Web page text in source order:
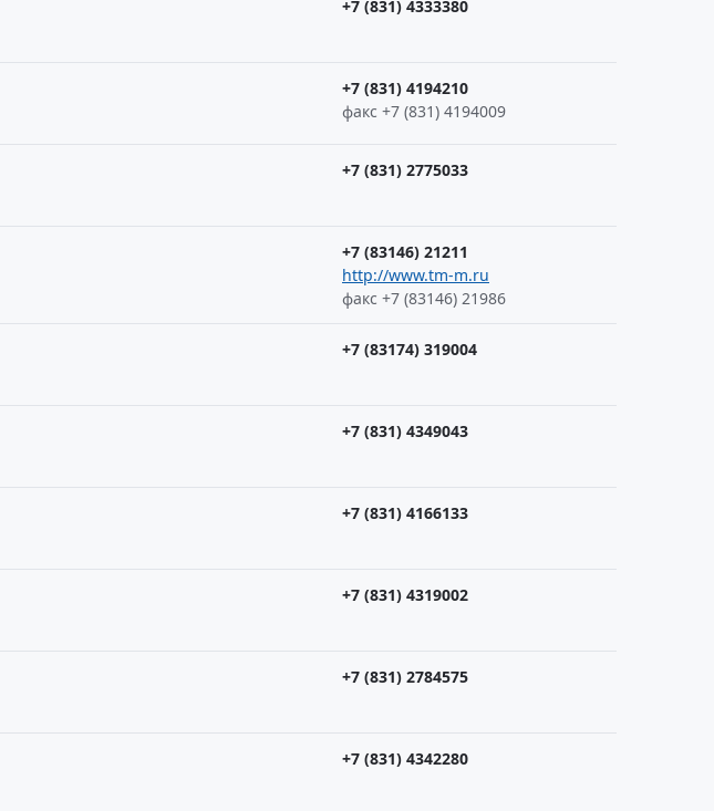
+7 (831) 4333380
+7 (831) 4194210
факс +7 (831) 4194009
+7 (831) 2775033
+7 (83146) 21211
http://www.tm-m.ru
факс +7 (83146) 21986
+7 (83174) 319004
+7 (831) 4349043
+7 (831) 4166133
+7 (831) 4319002
+7 (831) 2784575
+7 (831) 4342280